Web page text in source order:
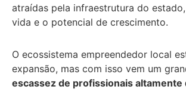
atraídas pela infraestrutura do
vida e o potencial de crescimento.
O ecossistema empreendedor local
expansão, mas com isso vem um
escassez de profissionais altamente